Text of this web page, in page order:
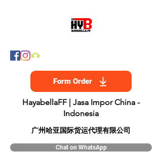
Form Order
HayabellaFF | Jasa Impor China -
Indonesia
​广州哈亚国际货运代理有限公司
Chat on WhatsApp